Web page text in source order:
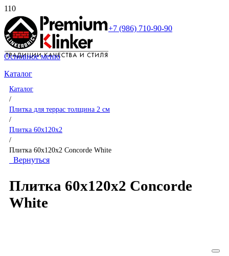
+7 (986) 710-90-90
Основное меню
Каталог
Каталог
/
Плитка для террас толщина 2 см
/
Плитка 60x120x2
/
Плитка 60x120x2 Concorde White
Вернуться
Плитка 60x120x2 Concorde
White